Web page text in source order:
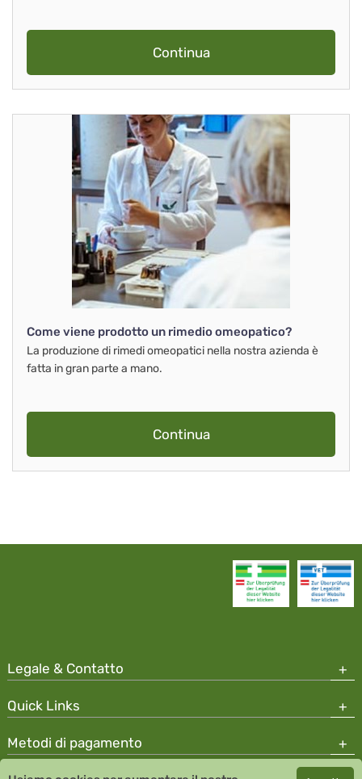
Continua
Come viene prodotto un rimedio omeopatico?
La produzione di rimedi omeopatici nella nostra azienda è
fatta in gran parte a mano.
Continua
Legale & Contatto
Quick Links
Metodi di pagamento